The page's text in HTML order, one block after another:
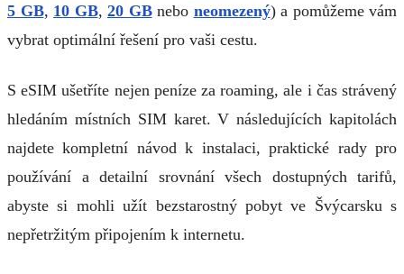
5 GB, 10 GB, 20 GBnebo neomezený) a pomůžeme vám
vybrat optimální řešení pro vaši cestu.
S eSIM ušetříte nejen peníze za roaming, ale i čas strávený
hledáním místních SIM karet. V následujících kapitolách
najdete kompletní návod k instalaci, praktické rady pro
používání a detailní srovnání všech dostupných tarifů,
abyste si mohli užít bezstarostný pobyt ve Švýcarsku s
nepřetržitým připojením k internetu.